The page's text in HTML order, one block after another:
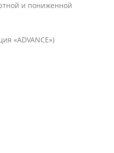
и пониженной
«ADVANCE»)